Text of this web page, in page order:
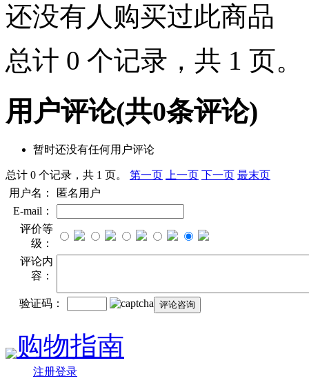
还没有人购买过此商品
总计 0 个记录，共 1 页。
用户评论(共0条评论)
暂时还没有任何用户评论
总计 0 个记录，共 1 页。 第一页 上一页 下一页 最末页
用户名：
匿名用户
E-mail：
评价等
级：
评论内
容：
验证码：
购物指南
注册登录